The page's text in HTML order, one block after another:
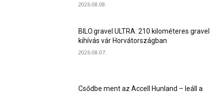
2026.08.08.
BILO.gravel ULTRA: 210 kilométeres gravel
kihívás vár Horvátországban
2026.08.07.
Csődbe ment az Accell Hunland – leáll a